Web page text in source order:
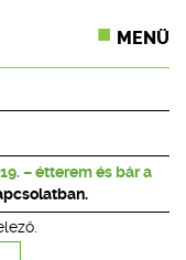
MENÜ
– étterem és bár a